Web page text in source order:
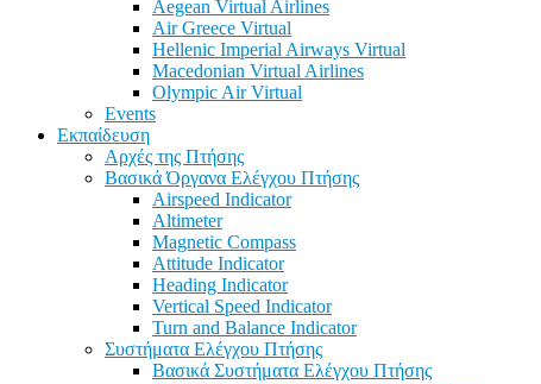
Aegean Virtual Airlines
Air Greece Virtual
Hellenic Imperial Airways Virtual
Macedonian Virtual Airlines
Olympic Air Virtual
Events
Εκπαίδευση
Αρχές της Πτήσης
Βασικά Όργανα Ελέγχου Πτήσης
Airspeed Indicator
Altimeter
Magnetic Compass
Attitude Indicator
Heading Indicator
Vertical Speed Indicator
Turn and Balance Indicator
Συστήματα Ελέγχου Πτήσης
Βασικά Συστήματα Ελέγχου Πτήσης